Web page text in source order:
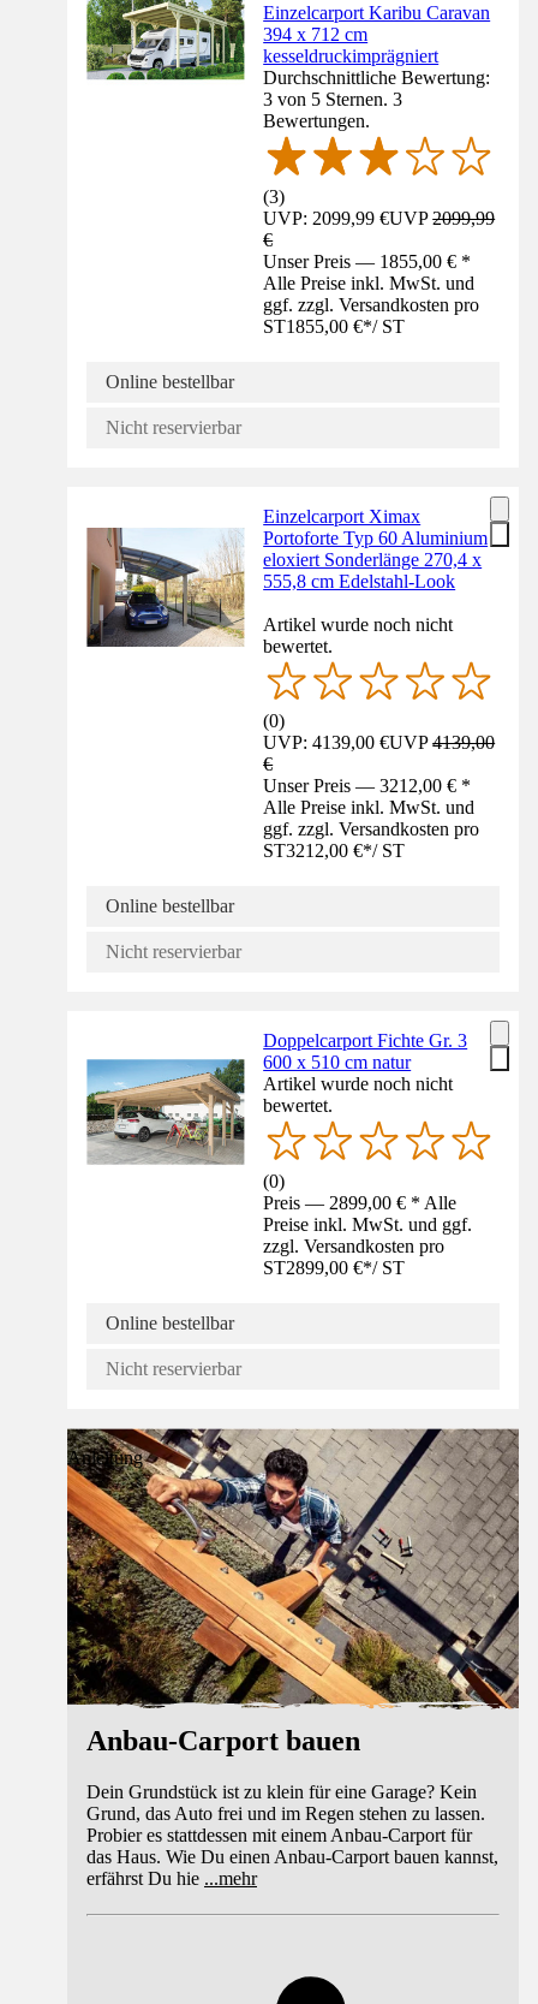
Einzelcarport Karibu Caravan
394 x 712 cm
kesseldruckimprägniert
Durchschnittliche Bewertung:
3 von 5 Sternen. 3
Bewertungen.
(3)
UVP: 2099,99 €UVP2099,99
€
Unser Preis — 1855,00 € *
Alle Preise inkl. MwSt. und
ggf. zzgl. Versandkosten pro
ST1855,00 €*/ ST
Online bestellbar
Nicht reservierbar
Einzelcarport Ximax
Portoforte Typ 60 Aluminium
eloxiert Sonderlänge 270,4 x
555,8 cm Edelstahl-Look
Artikel wurde noch nicht
bewertet.
(0)
UVP: 4139,00 €UVP4139,00
€
Unser Preis — 3212,00 € *
Alle Preise inkl. MwSt. und
ggf. zzgl. Versandkosten pro
ST3212,00 €*/ ST
Online bestellbar
Nicht reservierbar
Doppelcarport Fichte Gr. 3
600 x 510 cm natur
Artikel wurde noch nicht
bewertet.
(0)
Preis — 2899,00 € * Alle
Preise inkl. MwSt. und ggf.
zzgl. Versandkosten pro
ST2899,00 €*/ ST
Online bestellbar
Nicht reservierbar
Anleitung
Anbau-Carport bauen
Dein Grundstück ist zu klein für eine Garage? Kein
Grund, das Auto frei und im Regen stehen zu lassen.
Probier es stattdessen mit einem Anbau-Carport für
das Haus. Wie Du einen Anbau-Carport bauen kannst,
erfährst Du hie ...mehr